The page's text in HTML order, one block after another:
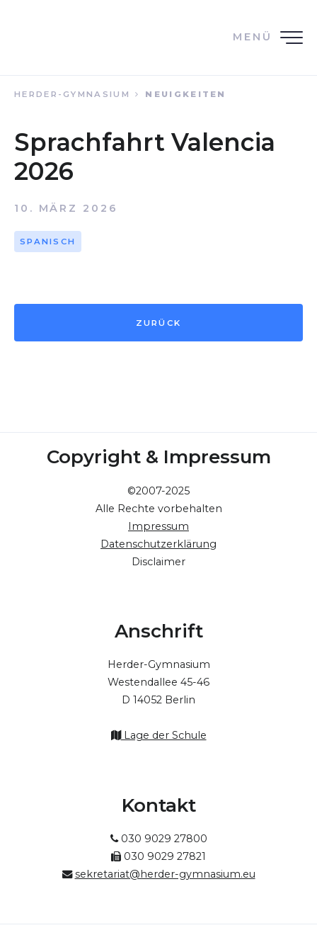
MENÜ
HERDER-GYMNASIUM NEUIGKEITEN
Sprachfahrt Valencia
2026
10. MÄRZ 2026
SPANISCH
ZURÜCK
Copyright & Impressum
©2007-2025
Alle Rechte vorbehalten
Impressum
Datenschutzerklärung
Disclaimer
Anschrift
Herder-Gymnasium
Westendallee 45-46
D 14052 Berlin
Lage der Schule
Kontakt
030 9029 27800
030 9029 27821
sekretariat@herder-gymnasium.eu